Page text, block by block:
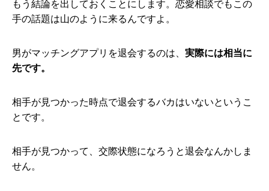
もう結論を出しておくことにします。恋愛相談でもこの
手の話題は山のように来るんですよ。
男がマッチングアプリを退会するのは、 実際には相当に
先です。
相手が見つかった時点で退会するバカはいないというこ
とです。
相手が見つかって、交際状態になろうと退会なんかしま
せん。